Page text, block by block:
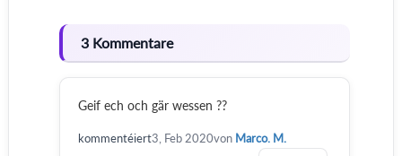
3 Kommentare
Geif ech och gär wessen ??
kommentéiert3, Feb 2020von Marco. M.